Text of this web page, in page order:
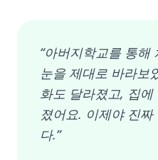
“아버지학교를 통해
눈을 제대로 바라보
화도 달라졌고, 집
졌어요. 이제야 진
다.”